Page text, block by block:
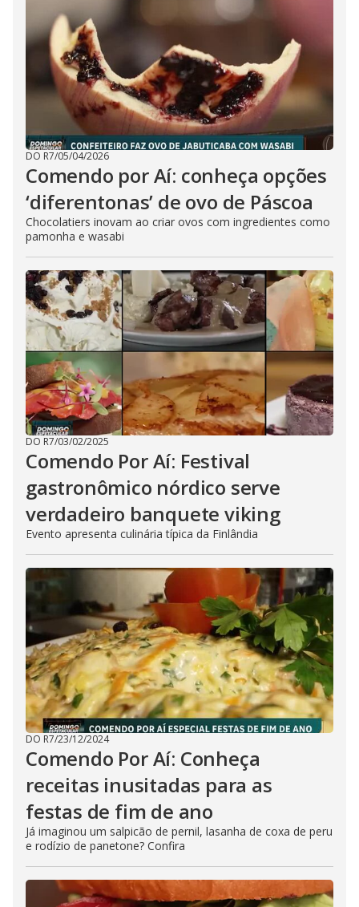
DO R7/05/04/2026
Comendo por Aí: conheça opções
‘diferentonas’ de ovo de Páscoa
Chocolatiers inovam ao criar ovos com ingredientes como
pamonha e wasabi
DO R7/03/02/2025
Comendo Por Aí: Festival
gastronômico nórdico serve
verdadeiro banquete viking
Evento apresenta culinária típica da Finlândia
DO R7/23/12/2024
Comendo Por Aí: Conheça
receitas inusitadas para as
festas de fim de ano
Já imaginou um salpicão de pernil, lasanha de coxa de peru
e rodízio de panetone? Confira